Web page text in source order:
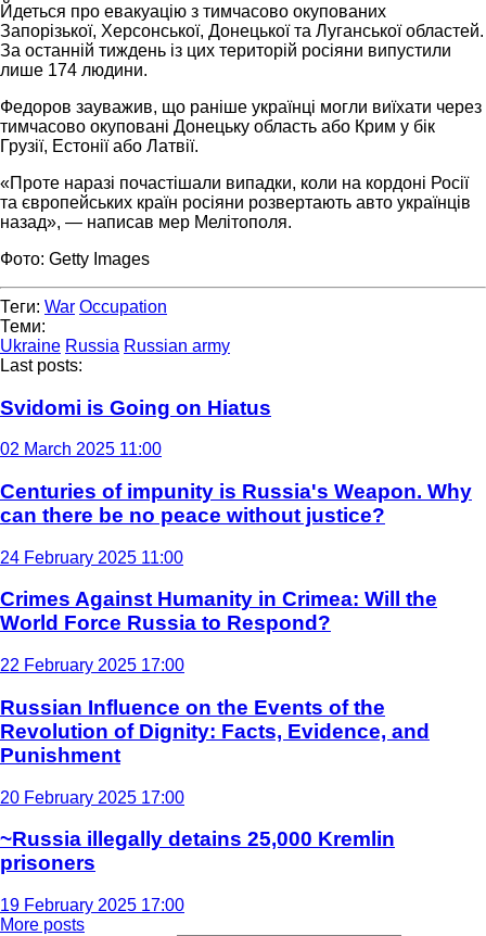
Йдеться про евакуацію з тимчасово окупованих
Запорізької, Херсонської, Донецької та Луганської областей.
За останній тиждень із цих територій росіяни випустили
лише 174 людини.
Федоров зауважив, що раніше українці могли виїхати через
тимчасово окуповані Донецьку область або Крим у бік
Грузії, Естонії або Латвії.
«Проте наразі почастішали випадки, коли на кордоні Росії
та європейських країн росіяни розвертають авто українців
назад», — написав мер Мелітополя.
Фото: Getty Images
Теги: War Occupation
Теми:
Ukraine Russia Russian army
Last posts:
Svidomi is Going on Hiatus
02 March 2025 11:00
Centuries of impunity is Russia's Weapon. Why
can there be no peace without justice?
24 February 2025 11:00
Crimes Against Humanity in Crimea: Will the
World Force Russia to Respond?
22 February 2025 17:00
Russian Influence on the Events of the
Revolution of Dignity: Facts, Evidence, and
Punishment
20 February 2025 17:00
~Russia illegally detains 25,000 Kremlin
prisoners
19 February 2025 17:00
More posts